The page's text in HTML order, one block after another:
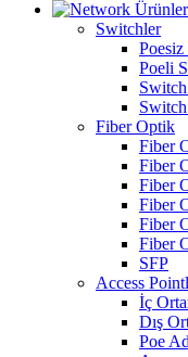
Switchler
Poeli
Switch
Fiber Optik
Fiber
Fiber
Fiber
Fiber
Fiber
Fiber
SFP
Access
İç
Dış
Poe